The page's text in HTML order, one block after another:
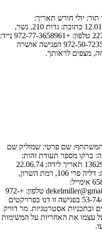
יולי חורש תאריך:
12.01.2005 כתובת: גדות 210, נשר,
2279868 טלפון: +972-77-3658961 נייד:
+972-50-7235958 הפגישה אושרה
מצפים לראותך.
שם פרטי: שמוליק שם
ברקו מספר תעודת זהות:
136291630 תאריך לידה: 22.06.74
כתובת: דליה פרי 106, רמת השרון,
6584695 אימייל:
dekelmiller@gmail.com טלפון: +972-
53-7440115 בפגישה זו דנו בפרויקטים
ובתכניות אסטרטגיות. מר דוויק
עצמו את האחריות על המשימות